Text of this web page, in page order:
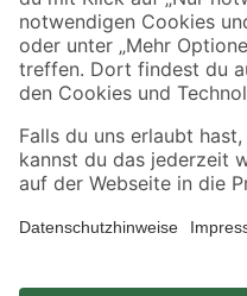
Alle Preisangaben in EUR inkl. gesetzl.
Umständen nicht in allen Märkten
sich auf den unter "Mein Markt"
*Paketversand ab 59 €
fallen zusätzliche Versandkosten an.